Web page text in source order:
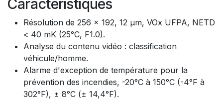
Caractéristiques
Résolution de 256 × 192, 12 μm, VOx UFPA, NETD
< 40 mK (25°C, F1.0).
Analyse du contenu vidéo : classification
véhicule/homme.
Alarme d'exception de température pour la
prévention des incendies, -20°C à 150°C (-4°F à
302°F), ± 8°C (± 14,4°F).